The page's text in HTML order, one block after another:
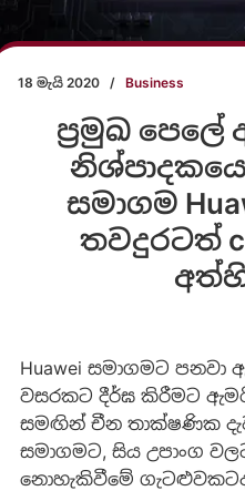
18 මැයි 2020 / Business
ප්‍රමුඛ පෙලේ
සමාගම
තවදුරටත්
Huawei සමාගමට
වසරකට දීර්ඝ කිරීමට
සමඟින් චීන තාක්ෂණික
සමාගමට, සිය උපාංග
නොහැකිවීමේ